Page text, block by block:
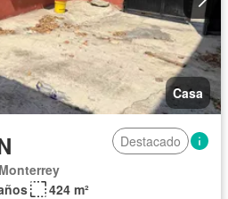
Casa
Destacado
424 m²